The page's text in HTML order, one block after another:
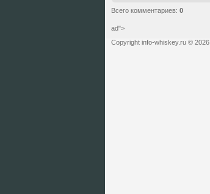
Всего комментариев: 0
ad">
Copyright info-whiskey.ru © 2026